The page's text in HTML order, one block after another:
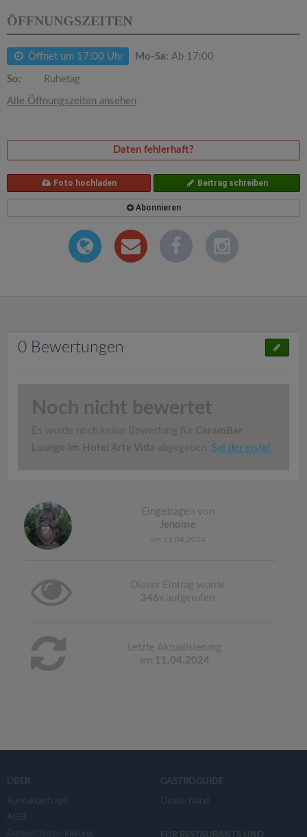
ÖFFNUNGSZEITEN
Öffnet um 17:00 Uhr Mo-Sa: Ab 17:00
So: Ruhetag
Alle Öffnungszeiten ansehen
Daten fehlerhaft?
Foto hochladen Beitrag schreiben
Abonnieren
0 Bewertungen
Noch nicht bewertet
Es wurde noch keine Bewertung für CaramBar
Lounge im Hotel Arte Vida abgegeben. Sei der erste!
Eingetragen von
Jenome
am 11.04.2024
Dieser Eintrag wurde
346x aufgerufen
Letzte Aktualisierung
am 11.04.2024
ÜBER
Kontaktanfrage
AGB
Datenschutzerklärung
GASTROGUIDE
Deutschland
a
t
i